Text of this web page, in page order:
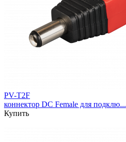
PV-T2F
коннектор DC Female для подклю...
Купить